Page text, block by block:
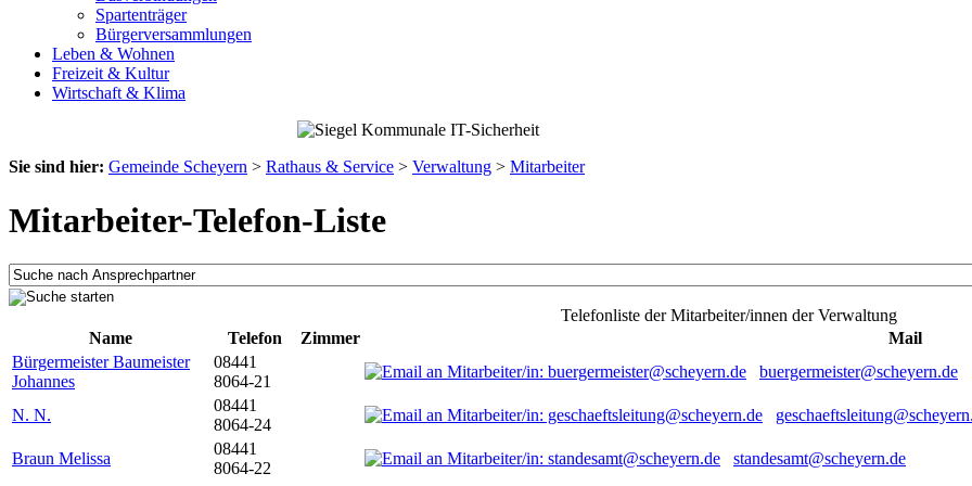
Spartenträger
Bürgerversammlungen
Leben & Wohnen
Freizeit & Kultur
Wirtschaft & Klima
Sie sind hier: Gemeinde Scheyern > Rathaus & Service > Verwaltung > Mitarbeiter
Mitarbeiter-Telefon-Liste
Telefonliste der Mitarbeiter/innen der Verwaltung
Name
Telefon Zimmer
Mail
Bürgermeister Baumeister
Johannes
08441
8064-21
buergermeister@scheyern.de
N. N.
08441
8064-24
Braun Melissa
08441
8064-22
standesamt@scheyern.de